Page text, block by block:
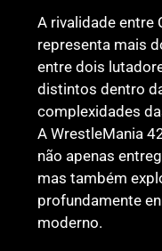
A rivalidade entre
representa mais
entre dois
distintos dentro
complexidades
A WrestleMania
não apenas
mas também
profundamente
moderno.